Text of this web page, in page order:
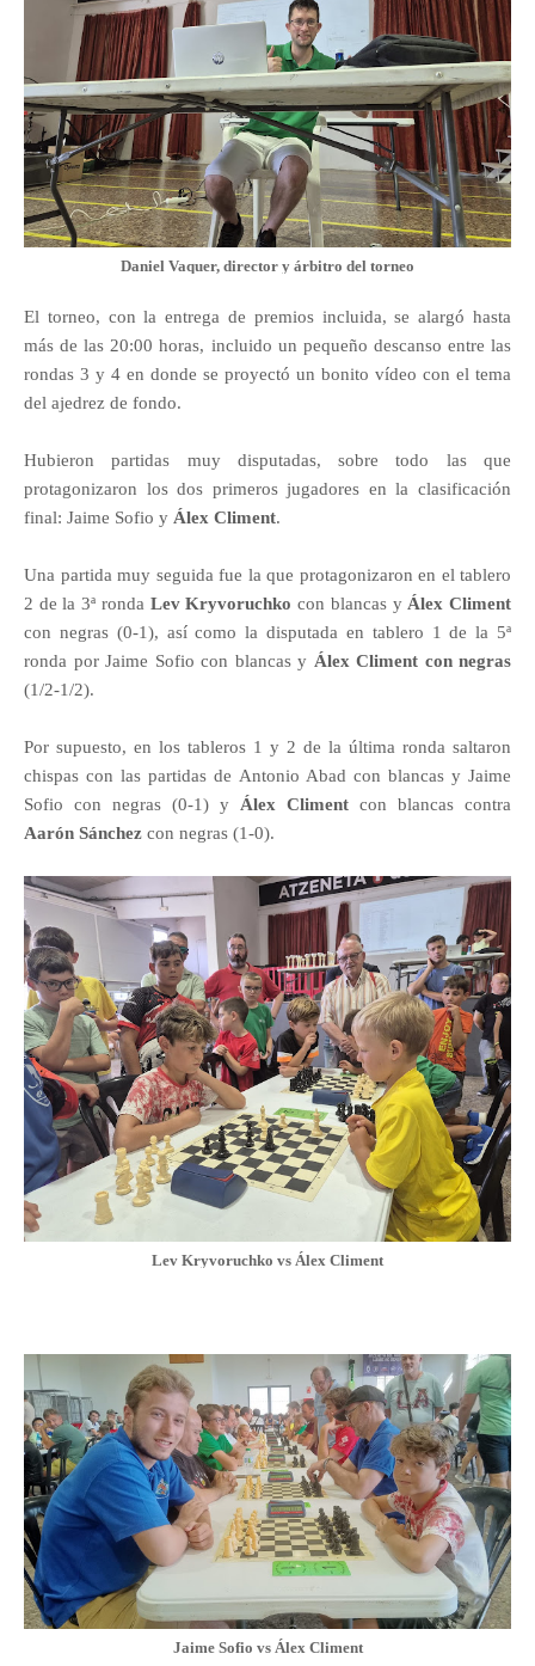
Daniel Vaquer, director y árbitro del torneo
El torneo, con la entrega de premios incluida, se alargó hasta
más de las 20:00 horas, incluido un pequeño descanso entre las
rondas 3 y 4 en donde se proyectó un bonito vídeo con el tema
del ajedrez de fondo.
Hubieron partidas muy disputadas, sobre todo las que
protagonizaron los dos primeros jugadores en la clasificación
final: Jaime Sofio y Álex Climent.
Una partida muy seguida fue la que protagonizaron en el tablero
2 de la 3ª ronda LevKryvoruchko con blancas yÁlex Climent
con negras (0-1), así como la disputada en tablero 1 de la 5ª
ronda por Jaime Sofio con blancas y Álex Climent con negras
(1/2-1/2).
Por supuesto, en los tableros 1 y 2 de la última ronda saltaron
chispas con las partidas de Antonio Abad con blancas y Jaime
Sofio con negras (0-1) y Álex Climent con blancas contra
Aarón Sánchez con negras (1-0).
Lev Kryvoruchko vs Álex Climent
Jaime Sofio vs Álex Climent